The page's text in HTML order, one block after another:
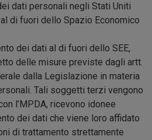
dati personali negli Stati Uniti
di fuori dello Spazio Economico
dei dati al di fuori dello SEE,
delle misure previste dagli artt.
dalla Legislazione in materia
Tali soggetti terzi vengono
l’MPDA, ricevono idonee
dei dati che viene loro affidato
di trattamento strettamente